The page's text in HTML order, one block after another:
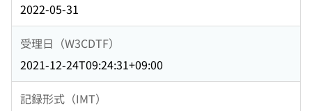
2022-05-31
受理日（W3CDTF）
2021-12-24T09:24:31+09:00
記録形式（IMT）